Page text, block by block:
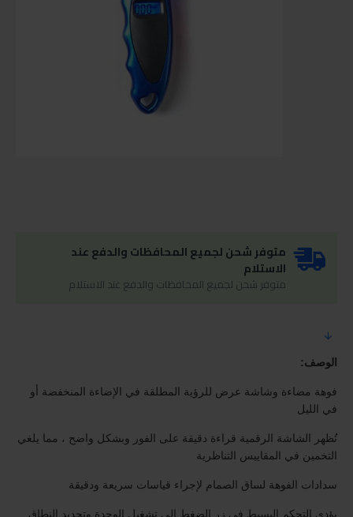
متوفر شحن لجميع المحافظات والدفع عند
الاستلام
متوفر شحن لجميع المحافظات والدفع عند الاستلام
الوصف:
فوهة مضاءة وشاشة عرض للرؤية المطلقة في الإضاءة المنخفضة أو
في الليل
تُظهر الشاشة الرقمية قراءة دقيقة على الفور وبشكل واضح ، مما يلغي
التخمين في المقاييس التناظرية
سدادات الفوهة لساق الصمام لإجراء قياسات سريعة ودقيقة
يؤدي التحكم البسيط في زر الضغط إلى تشغيل الوحدة وتحديد النطاق